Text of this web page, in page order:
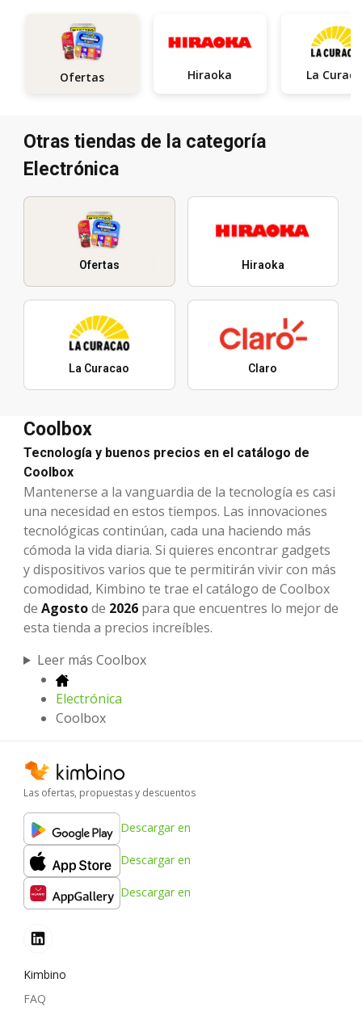
Ofertas Hiraoka La
Otras tiendas de la categoría
Electrónica
Ofertas Hiraoka
La Curacao Claro
Coolbox
Tecnología y buenos precios en el catálogo de
Coolbox
Mantenerse a la vanguardia de la tecnología es casi
una necesidad en estos tiempos. Las innovaciones
tecnológicas continúan, cada una haciendo más
cómoda la vida diaria. Si quieres encontrar gadgets
y dispositivos varios que te permitirán vivir con más
comodidad, Kimbino te trae el catálogo de Coolbox
de Agostode 2026 para que encuentres lo mejor de
esta tienda a precios increíbles.
Leer más Coolbox
Electrónica
Coolbox
Las ofertas, propuestas y descuentos
Descargar en
Descargar en
Descargar en
Kimbino
FAQ